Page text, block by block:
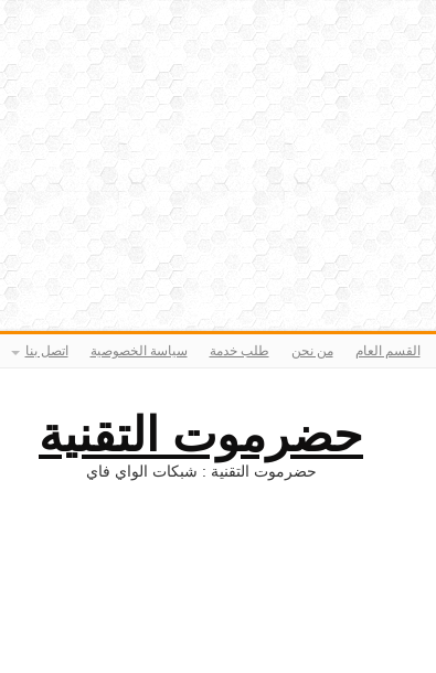
القسم العام من نحن طلب خدمة سياسة الخصوصية اتصل بنا
حضرموت التقنية
حضرموت التقنية : شبكات الواي فاي